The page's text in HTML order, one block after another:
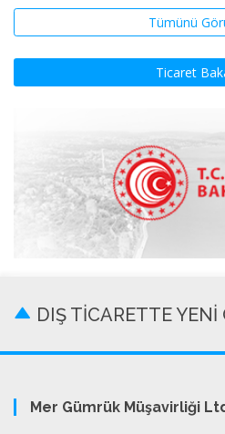
Tümünü
Ticaret
DIŞ TİCARETTE
Mer Gümrük Müşavirliği